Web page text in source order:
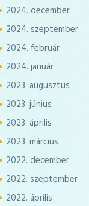
2024. december
2024. szeptember
2024. február
2024.január
2023. augusztus
2023.június
2023. április
2023. március
2022. december
2022. szeptember
2022. április